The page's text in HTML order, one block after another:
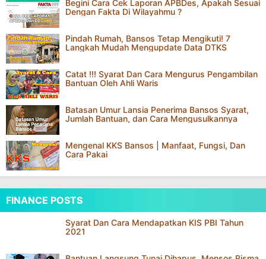
Nama Anda Tercantum Dalam Data DTKS Tapi
Tidak Terima Bansos. Ini Sebabnya...
Begini Cara Cek Laporan APBDes, Apakah Sesuai
Dengan Fakta Di Wilayahmu ?
Pindah Rumah, Bansos Tetap Mengikuti! 7
Langkah Mudah Mengupdate Data DTKS
Catat !!! Syarat Dan Cara Mengurus Pengambilan
Bantuan Oleh Ahli Waris
Batasan Umur Lansia Penerima Bansos Syarat,
Jumlah Bantuan, dan Cara Mengusulkannya
Mengenal KKS Bansos | Manfaat, Fungsi, Dan
Cara Pakai